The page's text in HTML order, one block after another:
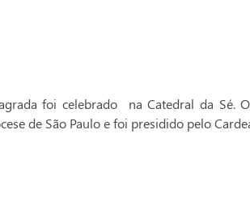
foi celebrado na Catedral da Sé.
de São Paulo e foi presidido pelo